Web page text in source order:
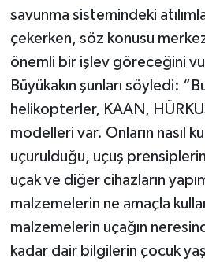
savunma sistemindeki
çekerken, söz konusu
önemli bir işlev göreceğini
Büyükakın şunları söyledi:
helikopterler, KAAN,
modelleri var. Onların nasıl
uçurulduğu, uçuş
uçak ve diğer cihazların
malzemelerin ne amaçla
malzemelerin uçağın
kadar dair bilgilerin çocuk